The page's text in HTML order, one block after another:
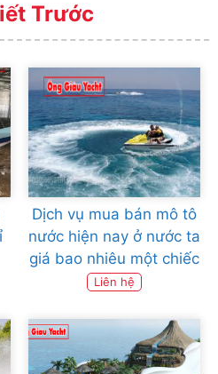
Trước
Dịch vụ mua bán mô tô
nước hiện nay ở nước ta
giá bao nhiêu một chiếc
Liên hệ